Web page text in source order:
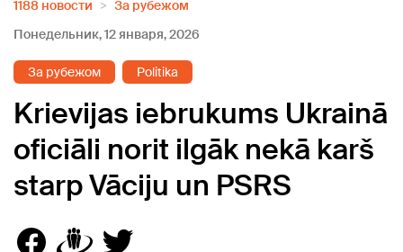
1188 новости
За рубежом
Понедельник, 12 января, 2026
За рубежом Politika
Krievijas iebrukums Ukrainā
oficiāli norit ilgāk nekā karš
starp Vāciju un PSRS